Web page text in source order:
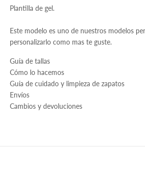
Plantilla de gel.
Este modelo es uno de nuestros modelos
personalizarlo como mas te guste.
Guía de tallas
Cómo lo hacemos
Guía de cuidado y limpieza de zapatos
Envíos
Cambios y devoluciones